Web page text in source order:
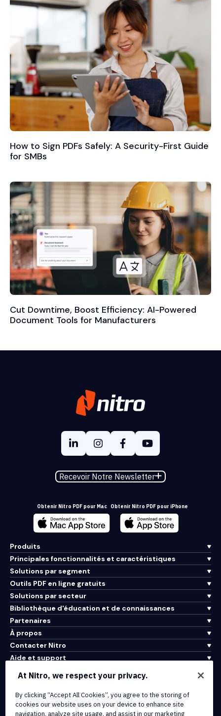
How to Sign PDFs Safely: A Security-First Guide
for SMBs
Cut Downtime, Boost Efficiency: AI-Powered
Document Tools for Manufacturers
Recevoir Notre Newsletter
Obtenir Nitro PDF pour Mac Obtenir Nitro PDF pour iPhone
Produits
Principales fonctionnalités et caractéristiques
Solutions par segment
Outils PDF en ligne gratuits
Solutions par secteur
Bibliothèque d'éducation et de connaissances
Partenaires
À propos
Contacter Nitro
Aide et support
Conditions d'utilisation
Politique de cookies
At Nitro, we respect your privacy.
By clicking “Accept All Cookies”, you agree to the storing of
cookies our website uses on your device to enhance site
navigation, analyze site usage, and assist in our marketing